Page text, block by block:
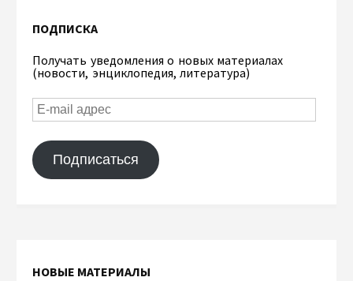
ПОДПИСКА
Получать уведомления о новых материалах
(новости, энциклопедия, литература)
Подписаться
НОВЫЕ МАТЕРИАЛЫ